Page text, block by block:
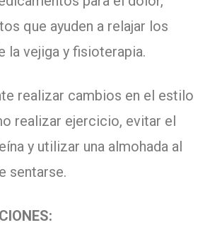
que ayuden a relajar los
la vejiga y fisioterapia.
realizar cambios en el estilo
realizar ejercicio, evitar el
y utilizar una almohada al
sentarse.